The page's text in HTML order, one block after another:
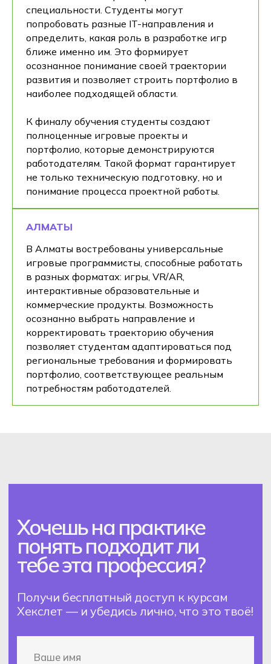
специальности. Студенты могут
попробовать разные IT-направления и
определить, какая роль в разработке игр
ближе именно им. Это формирует
осознанное понимание своей траектории
развития и позволяет строить портфолио в
наиболее подходящей области.
К финалу обучения студенты создают
полноценные игровые проекты и
портфолио, которые демонстрируются
работодателям. Такой формат гарантирует
не только техническую подготовку, но и
понимание процесса проектной работы.
АЛМАТЫ
В Алматы востребованы универсальные
игровые программисты, способные работать
в разных форматах: игры, VR/AR,
интерактивные образовательные и
коммерческие продукты. Возможность
осознанно выбрать направление и
корректировать траекторию обучения
позволяет студентам адаптироваться под
региональные требования и формировать
портфолио, соответствующее реальным
потребностям работодателей.